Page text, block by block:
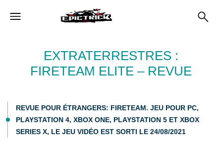
EXTRATERRESTRES :
FIRETEAM ELITE – REVUE
REVUE POUR ÉTRANGERS: FIRETEAM. JEU POUR PC,
PLAYSTATION 4, XBOX ONE, PLAYSTATION 5 ET XBOX
SERIES X, LE JEU VIDÉO EST SORTI LE 24/08/2021